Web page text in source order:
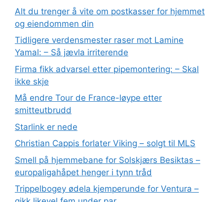
Alt du trenger å vite om postkasser for hjemmet
og eiendommen din
Tidligere verdensmester raser mot Lamine
Yamal: – Så jævla irriterende
Firma fikk advarsel etter pipemontering: – Skal
ikke skje
Må endre Tour de France-løype etter
smitteutbrudd
Starlink er nede
Christian Cappis forlater Viking – solgt til MLS
Smell på hjemmebane for Solskjærs Besiktas –
europaligahåpet henger i tynn tråd
Trippelbogey ødela kjemperunde for Ventura –